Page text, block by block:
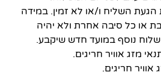
השליח ו/או לא זמין. במידה
או כל סיבה אחרת ולא יהיה
נוסף במועד חדש שיקבע.
מזג אוויר חריגים.
חריגים.